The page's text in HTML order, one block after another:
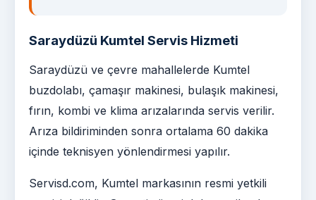
Saraydüzü Kumtel Servis Hizmeti
Saraydüzü ve çevre mahallelerde Kumtel
buzdolabı, çamaşır makinesi, bulaşık makinesi,
fırın, kombi ve klima arızalarında servis verilir.
Arıza bildiriminden sonra ortalama 60 dakika
içinde teknisyen yönlendirmesi yapılır.
Servisd.com, Kumtel markasının resmi yetkili